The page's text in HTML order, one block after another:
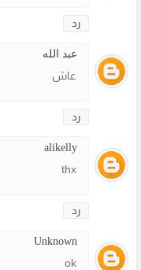
رد
عبد الله
عاش
رد
alikelly
thx
رد
Unknown
ok